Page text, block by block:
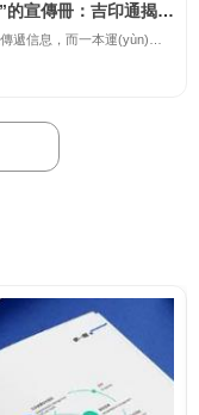
打造“會(huì)說話”的宣傳冊：吉印通揭秘3大提升品牌價(jià)值的印刷工藝。